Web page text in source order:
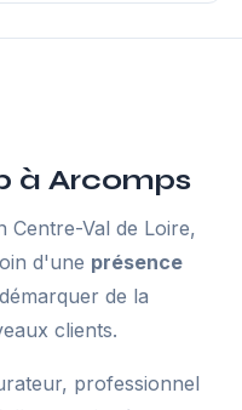
à Arcomps
Val de Loire,
d'une présence
de la
clients.
professionnel